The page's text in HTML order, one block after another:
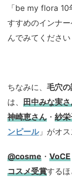
「be my flora
すすめのインナ
んでみてください
ちなみに、 毛穴の
は、 田中みな実
神崎恵さん ・ 紗
ンピール」がオス
@cosme ・ VoCE
コスメ受賞するほ